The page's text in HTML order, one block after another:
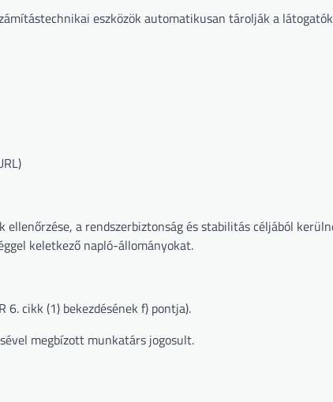
eszközök automatikusan tárolják a
a rendszerbiztonság és stabilitás céljából
keletkező napló-állományokat.
6. cikk (1) bekezdésének f) pontja).
megbízott munkatárs jogosult.